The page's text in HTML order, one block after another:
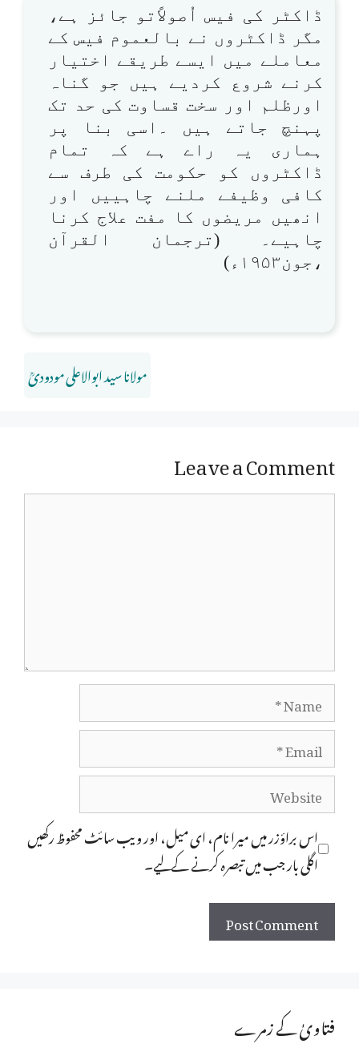
ڈاکٹر کی فیس اُصولاًتو جائز ہے،
مگر ڈاکٹروں نے بالعموم فیس کے
معاملے میں ایسے طریقے اختیار
کرنے شروع کردیے ہیں جو گناہ
اورظلم اور سخت قساوت کی حد تک
پہنچ جاتے ہیں ۔اسی بنا پر
ہماری یہ راے ہے کہ تمام
ڈاکٹروں کو حکومت کی طرف سے
کافی وظیفے ملنے چاہییں اور
انھیں مریضوں کا مفت علاج کرنا
چاہیے۔ (ترجمان القرآن
،جون۱۹۵۳ء)
مولانا سید ابوالاعلی مودودیؒ
Leave a Comment
Name
Email
Website
اس براؤزر میں میرا نام، ای میل، اور ویب سائٹ محفوظ رکھیں
اگلی بار جب میں تبصرہ کرنے کےلیے۔
فتاویٰ کے زمرے